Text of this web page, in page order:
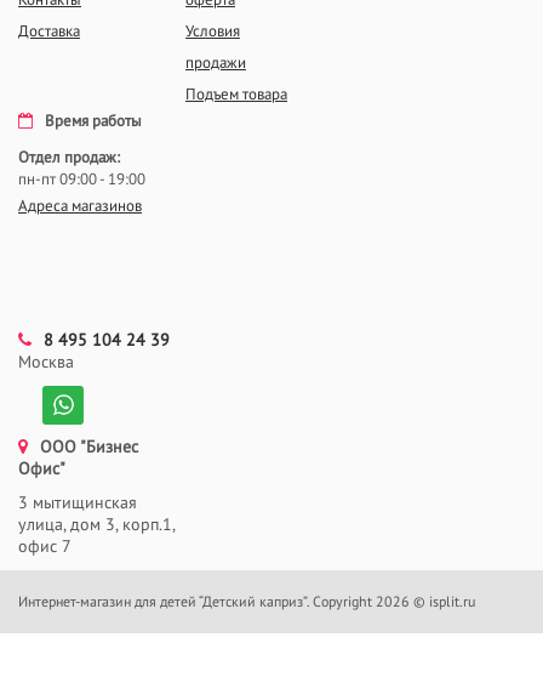
Доставка
Условия
продажи
Подъем товара
Время работы
Отдел продаж:
пн-пт 09:00 - 19:00
Адреса магазинов
8 495 104 24 39
Москва
ООО "Бизнес
Офис"
3 мытищинская
улица, дом 3, корп.1,
офис 7
Интернет-магазин для детей “Детский каприз”. Copyright 2026 © isplit.ru